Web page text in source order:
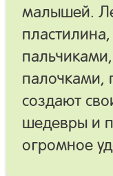
малышей.
палочками,
создают
шедевры и
огромное